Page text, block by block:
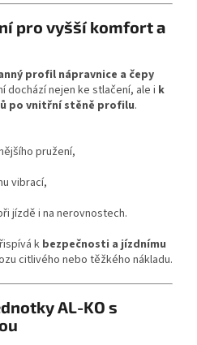
pro vyšší komfort a
profil nápravnice a čepy
dochází nejen ke stlačení, ale i k
po vnitřní stěně profilu.
pružení,
vibrací,
jízdě i na nerovnostech.
k bezpečnosti a jízdnímu
citlivého nebo těžkého nákladu.
AL-KO s